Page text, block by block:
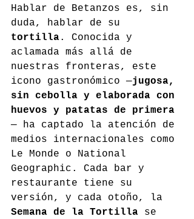
Hablar de Betanzos es, sin
duda, hablar de su
tortilla. Conocida y
aclamada más allá de
nuestras fronteras, este
icono gastronómico —jugosa,
sin cebolla y elaborada con
huevos y patatas de primera
— ha captado la atención de
medios internacionales como
Le Monde o National
Geographic. Cada bar y
restaurante tiene su
versión, y cada otoño, la
Semana de la Tortilla se